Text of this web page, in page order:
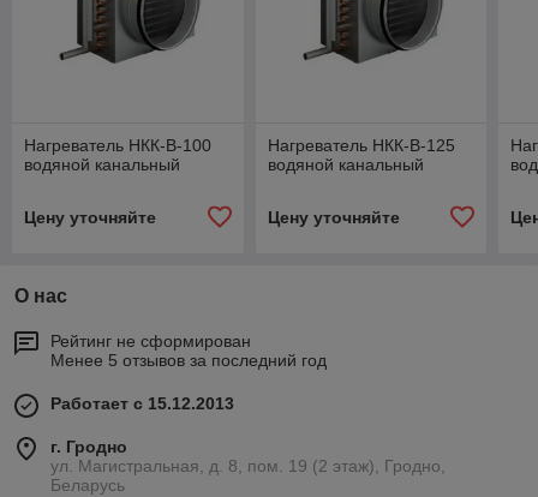
Нагреватель НКК-В-100
водяной канальный
Цену уточняйте
Нагреватель НКК-В-125
водяной канальный
Цену уточняйте
О нас
Рейтинг не сформирован
Менее 5 отзывов за последний год
Работает с 15.12.2013
г. Гродно
ул. Магистральная, д. 8, пом. 19 (2 этаж), Гродно,
Беларусь